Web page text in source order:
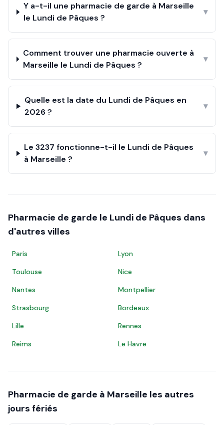
Y a-t-il une pharmacie de garde à Marseille
le Lundi de Pâques ?
▾
Comment trouver une pharmacie ouverte à
Marseille le Lundi de Pâques ?
▾
Quelle est la date du Lundi de Pâques en
2026 ?
▾
Le 3237 fonctionne-t-il le Lundi de Pâques
à Marseille ?
▾
Pharmacie de garde le Lundi de Pâques dans
d'autres villes
Paris
Lyon
Toulouse
Nice
Nantes
Montpellier
Strasbourg
Bordeaux
Lille
Rennes
Reims
Le Havre
Pharmacie de garde à Marseille les autres
jours fériés